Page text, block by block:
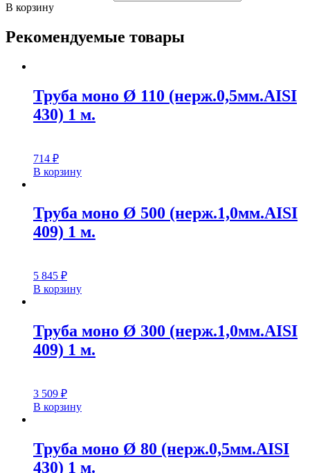
В корзину
Рекомендуемые товары
Труба моно Ø 110 (нерж.0,5мм.AISI
430) 1 м.
714 ₽
В корзину
Труба моно Ø 500 (нерж.1,0мм.AISI
409) 1 м.
5 845 ₽
В корзину
Труба моно Ø 300 (нерж.1,0мм.AISI
409) 1 м.
3 509 ₽
В корзину
Труба моно Ø 80 (нерж.0,5мм.AISI
430) 1 м.